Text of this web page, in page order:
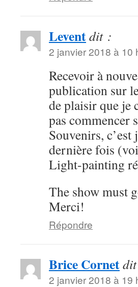
Leventdit :
2 janvier 2018 à 10
Recevoir à
publication sur
de plaisir que je
pas commencer
Souvenirs, c’est
dernière fois
Light-painting
The show must
Merci!
Répondre
Brice Cornet
2 janvier 2018 à 19